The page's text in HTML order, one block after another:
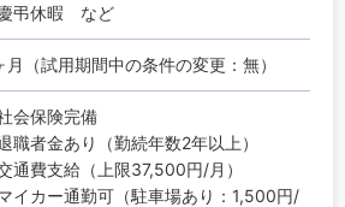
慶弔休暇 など
月（試用期間中の条件の変更：無）
会保険完備
職者金あり（勤続年数2年以上）
通費支給（上限37,500円/月）
マイカー通勤可（駐車場あり：1,500円/